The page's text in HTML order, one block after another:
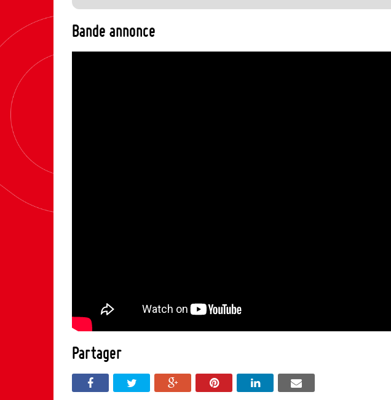
Bande annonce
Partager